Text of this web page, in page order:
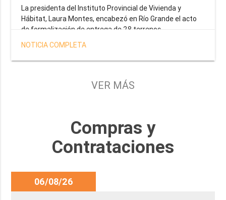
La presidenta del Instituto Provincial de Vivienda y
Hábitat, Laura Montes, encabezó en Río Grande el acto
de formalización de entrega de 28 terrenos
correspondientes a la operatoria especial anunciada por
el Gobernador Gustavo Melella, la cual tiene como
objetivo brindar una solución habitacional a docentes,
Provincia y del Servicio Penitenciario.
NOTICIA COMPLETA
VER MÁS
Compras y
Contrataciones
06/08/26